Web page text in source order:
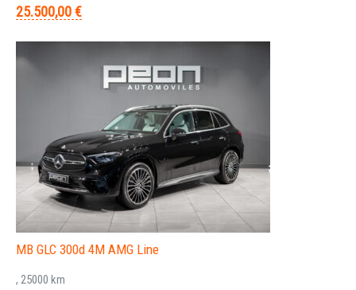
25.500,00 €
MB GLC 300d 4M AMG Line
, 25000 km